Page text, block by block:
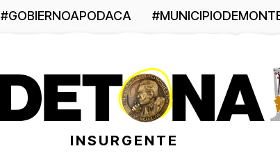
#GOBIERNOAPODACA
INSURGENTE